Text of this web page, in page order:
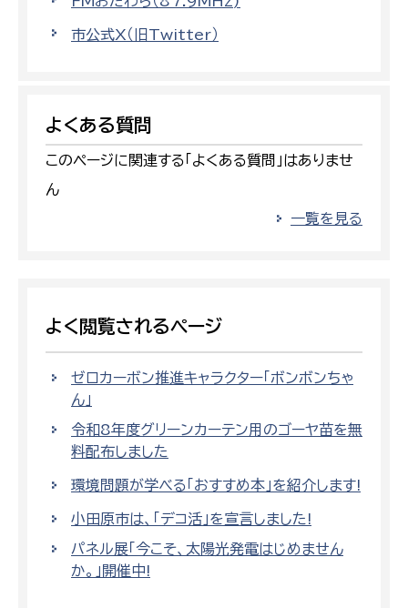
市公式X（旧Twitter）
よくある質問
このページに関連する「よくある質問」はありませ
ん
一覧を見る
よく閲覧されるページ
ゼロカーボン推進キャラクター「ボンボンちゃ
ん」
令和8年度グリーンカーテン用のゴーヤ苗を無
料配布しました
環境問題が学べる「おすすめ本」を紹介します!
小田原市は、「デコ活」を宣言しました!
パネル展「今こそ、太陽光発電はじめません
か。」開催中!